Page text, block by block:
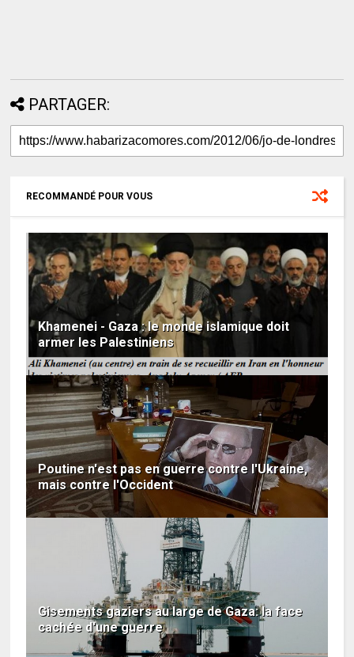
PARTAGER:
RECOMMANDÉ POUR VOUS
Khamenei - Gaza : le monde islamique doit
armer les Palestiniens
Poutine n'est pas en guerre contre l'Ukraine,
mais contre l'Occident
Gisements gaziers au large de Gaza: la face
cachée d'une guerre